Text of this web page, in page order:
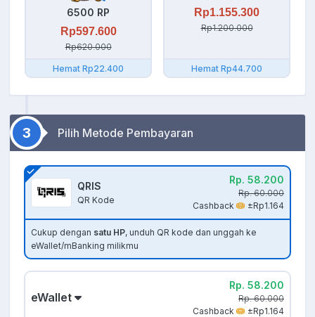
6500 RP
Rp597.600
Rp620.000
Hemat Rp22.400
Rp1.155.300
Rp1.200.000
Hemat Rp44.700
3 Pilih Metode Pembayaran
QRIS
QR Kode
Rp. 58.200
Rp. 60.000
Cashback
±Rp1.164
Cukup dengan satu HP, unduh QR kode dan unggah ke
eWallet/mBanking milikmu
eWallet
Rp. 58.200
Rp. 60.000
Cashback
±Rp1.164